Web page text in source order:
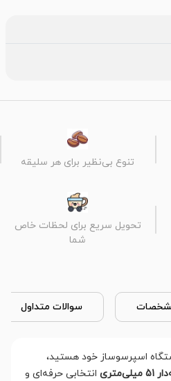
تنوع بی‌نظیر برای هر سلیقه
تحویل سریع برای لحظات خاص
شما
سوالات متداول
اسپرسوساز خود هستید،
انتخابی حرفه‌ای و